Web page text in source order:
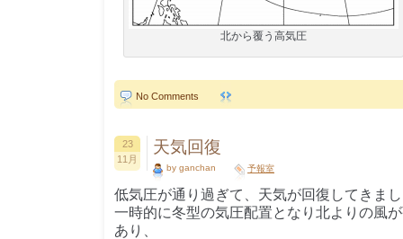
北から覆う高気圧
No Comments
23
11月
天気回復
by ganchan 予報室
低気圧が通り過ぎて、天気が回復してきま
一時的に冬型の気圧配置となり北よりの風
あり、